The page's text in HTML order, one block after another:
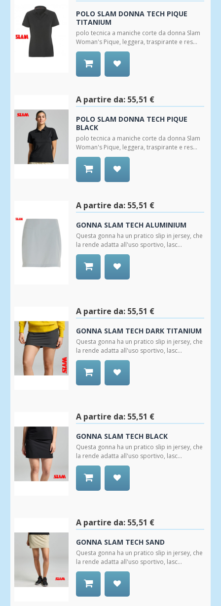
POLO SLAM DONNA TECH PIQUE
TITANIUM
polo tecnica a maniche corte da donna Slam
Woman's Pique, leggera, traspirante e res...
Wishlist
A partire da: 55,51 €
POLO SLAM DONNA TECH PIQUE
BLACK
polo tecnica a maniche corte da donna Slam
Woman's Pique, leggera, traspirante e res...
Wishlist
A partire da: 55,51 €
GONNA SLAM TECH ALUMINIUM
Questa gonna ha un pratico slip in jersey, che
la rende adatta all'uso sportivo, lasc...
A partire da: 55,51 €
GONNA SLAM TECH DARK TITANIUM
Questa gonna ha un pratico slip in jersey, che
la rende adatta all'uso sportivo, lasc...
A partire da: 55,51 €
GONNA SLAM TECH BLACK
Questa gonna ha un pratico slip in jersey, che
la rende adatta all'uso sportivo, lasc...
A partire da: 55,51 €
GONNA SLAM TECH SAND
Questa gonna ha un pratico slip in jersey, che
la rende adatta all'uso sportivo, lasc...